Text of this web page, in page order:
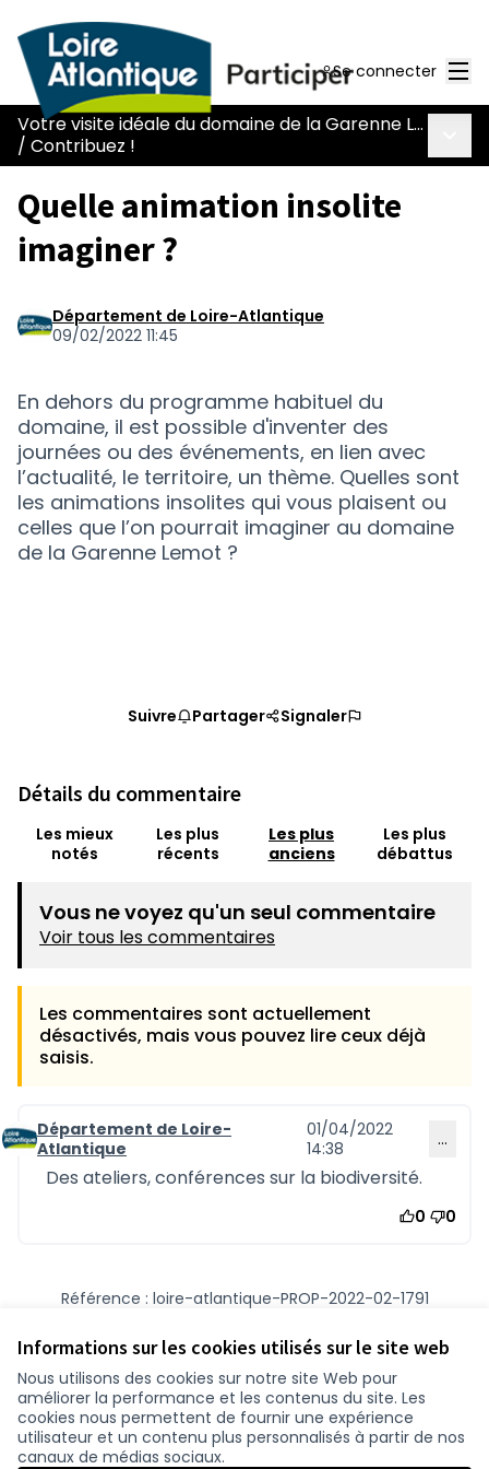
Informations sur les cookies utilisés sur le site web
Nous utilisons des cookies sur notre site Web pour
améliorer la performance et les contenus du site. Les
cookies nous permettent de fournir une expérience
utilisateur et un contenu plus personnalisés à partir de nos
canaux de médias sociaux.
Se connecter
Votre visite idéale du domaine de la Garenne Lemot
/ Contribuez !
Quelle animation insolite
imaginer ?
Département de Loire-Atlantique
09/02/2022 11:45
En dehors du programme habituel du
domaine, il est possible d'inventer des
journées ou des événements, en lien avec
l’actualité, le territoire, un thème. Quelles sont
les animations insolites qui vous plaisent ou
celles que l’on pourrait imaginer au domaine
de la Garenne Lemot ?
Suivre Partager Signaler
Détails du commentaire
Les mieux
notés
Les plus
récents
Les plus
anciens
Les plus
débattus
Vous ne voyez qu'un seul commentaire
Voir tous les commentaires
Les commentaires sont actuellement
désactivés, mais vous pouvez lire ceux déjà
saisis.
Commentaire 1188
Département de Loire-
Atlantique
01/04/2022
14:38
…
Des ateliers, conférences sur la biodiversité.
0 0
Référence : loire-atlantique-PROP-2022-02-1791
Vérifiez l'empreinte numérique
Conditions d'utilisation
Paramètres des cookies
participer.loire-atlantique.fr sur Facebook
participer.loire-atlantique.fr sur Instagram
participer.loire-atlantique.fr sur YouTube